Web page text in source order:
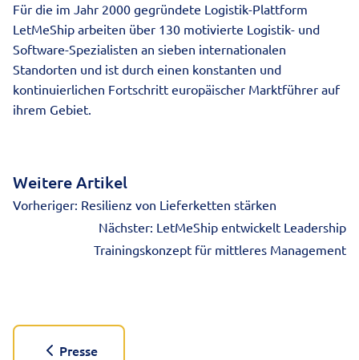
Für die im Jahr 2000 gegründete Logistik-Plattform
LetMeShip arbeiten über 130 motivierte Logistik- und
Software-Spezialisten an sieben internationalen
Standorten und ist durch einen konstanten und
kontinuierlichen Fortschritt europäischer Marktführer auf
ihrem Gebiet.
Weitere Artikel
Vorheriger: Resilienz von Lieferketten stärken
Nächster: LetMeShip entwickelt Leadership
Trainingskonzept für mittleres Management
Presse